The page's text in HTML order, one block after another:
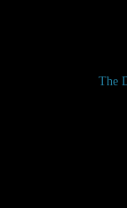
The